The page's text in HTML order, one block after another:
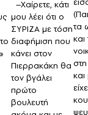
–Χαίρετε, κάτι
μου λέει ότι ο
ΣΥΡΙΖΑ με τόση
διαφήμιση που
κάνει στον
Πιερρακάκη θα
τον βγάλει
πρώτο
βουλευτή
τα
και